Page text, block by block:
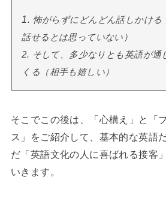
1. 怖がらずにどんどん話しかける
話せるとは思っていない）
2. そして、多少なりとも英語が通
くる（相手も嬉しい）
そこでこの後は、「心構え」と「
ス」をご紹介して、基本的な英語
だ「英語文化の人に喜ばれる接客
いきます。